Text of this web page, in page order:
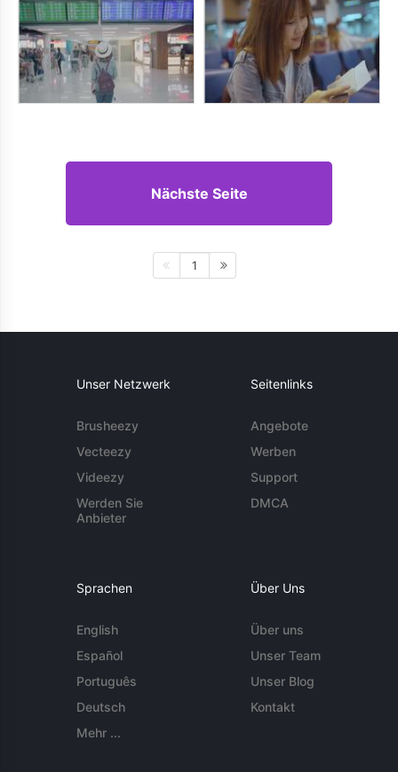
Nächste Seite
1
Unser Netzwerk
Brusheezy
Vecteezy
Videezy
Werden Sie
Anbieter
Seitenlinks
Angebote
Werben
Support
DMCA
Sprachen
English
Español
Português
Deutsch
Mehr ...
Über Uns
Über uns
Unser Team
Unser Blog
Kontakt